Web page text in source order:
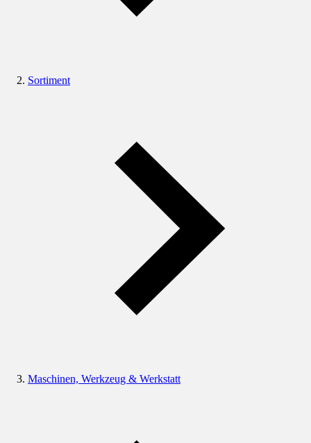
Sortiment
Maschinen, Werkzeug & Werkstatt